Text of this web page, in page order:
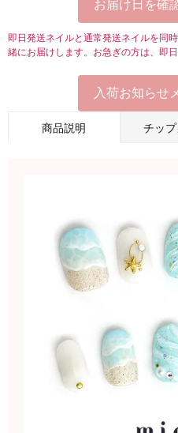
お届け日を確
即日発送ネイルと通常発送ネイルを同
緒にお届けします。お急ぎの方は、即
入荷お知らせ
商品説明 チッ